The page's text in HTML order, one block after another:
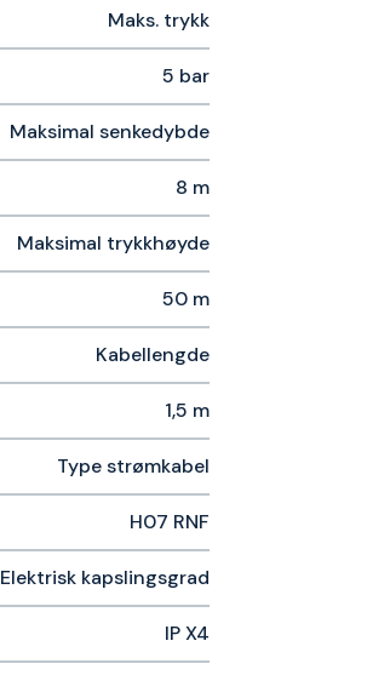
Maks. trykk
5 bar
Maksimal senkedybde
8 m
Maksimal trykkhøyde
50 m
Kabellengde
1,5 m
Type strømkabel
H07 RNF
Elektrisk kapslingsgrad
IP X4